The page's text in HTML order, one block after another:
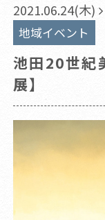
2021.06.24(木)
地域イベント
池田20世紀
展】